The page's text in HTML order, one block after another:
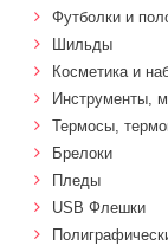
Футболки и
Шильды
Косметика и
Инструменты,
Термосы,
Брелоки
Пледы
USB Флешки